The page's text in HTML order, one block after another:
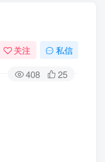
关注 私信
408 25